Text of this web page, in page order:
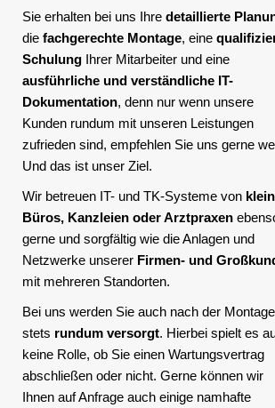
Sie erhalten bei uns Ihre detaillierte
die fachgerechte Montage, eine
Schulung Ihrer Mitarbeiter und eine
ausführliche und verständliche IT-
Dokumentation, denn nur wenn unsere
Kunden rundum mit unseren Leistungen
zufrieden sind, empfehlen Sie uns gerne
Und das ist unser Ziel.
Wir betreuen IT- und TK-Systeme von
Büros, Kanzleien oder Arztpraxen
gerne und sorgfältig wie die Anlagen und
Netzwerke unserer Firmen- und
mit mehreren Standorten.
Bei uns werden Sie auch nach der Montage
stets rundum versorgt. Hierbei spielt es
keine Rolle, ob Sie einen Wartungsvertrag
abschließen oder nicht. Gerne können wir
Ihnen auf Anfrage auch einige namhafte